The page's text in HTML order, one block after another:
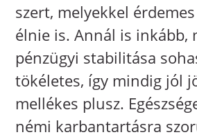
szert, melyekkel
élnie is. Annál is inkább,
pénzügyi stabilitása
tökéletes, így mindig jól
mellékes plusz.
némi karbantartásra